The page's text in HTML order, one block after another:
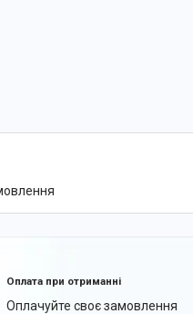
Оплата при отриманні
Оплачуйте своє замовлення